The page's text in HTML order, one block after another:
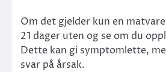
Om det gjelder kun en
21 dager uten og se om du
Dette kan gi symptomlette,
svar på årsak.